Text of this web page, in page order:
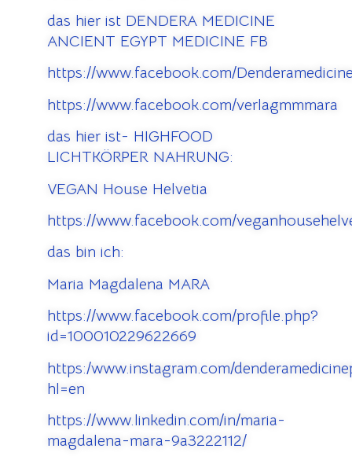
das hier ist DENDERA MEDICINE
ANCIENT EGYPT MEDICINE FB
https://www.facebook.com/
https://www.facebook.com/verlagmmmara
das hier ist- HIGHFOOD
LICHTKÖRPER NAHRUNG:
VEGAN House Helvetia
https://www.facebook.com/
das bin ich:
Maria Magdalena MARA
https://www.facebook.com/profile.php?
id=100010229622669
https:/www.instagram.com/
hl=en
https://www.linkedin.com/in/maria-
magdalena-mara-9a3222112/